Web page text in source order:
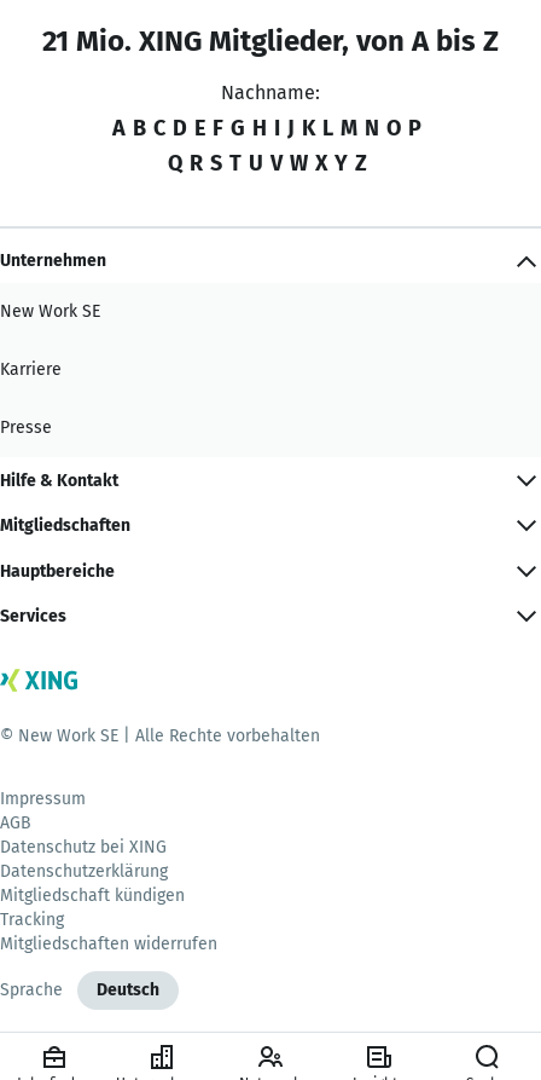
21 Mio. XING Mitglieder, von A bis Z
Nachname:
A B C D E F G H I J K L M N O P
Q R S T U V W X Y Z
Unternehmen
New Work SE
Karriere
Presse
Hilfe & Kontakt
Mitgliedschaften
Hauptbereiche
Services
© New Work SE | Alle Rechte vorbehalten
Impressum
AGB
Datenschutz bei XING
Datenschutzerklärung
Mitgliedschaft kündigen
Tracking
Mitgliedschaften widerrufen
Sprache Deutsch